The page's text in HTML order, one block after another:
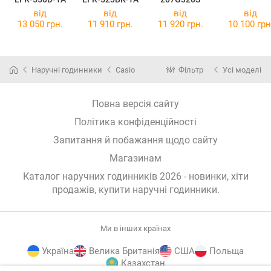
від
13 050 грн.
від
11 910 грн.
від
11 920 грн.
від
10 100
Наручні годинники Casio Фільтр Усі моделі
Повна версія сайту
Політика конфіденційності
Запитання й побажання щодо сайту
Магазинам
Каталог наручних годинників 2026 - новинки, хіти
продажів, купити наручні годинники.
Ми в інших країнах
Україна Велика Британія США
Польща
Казахстан